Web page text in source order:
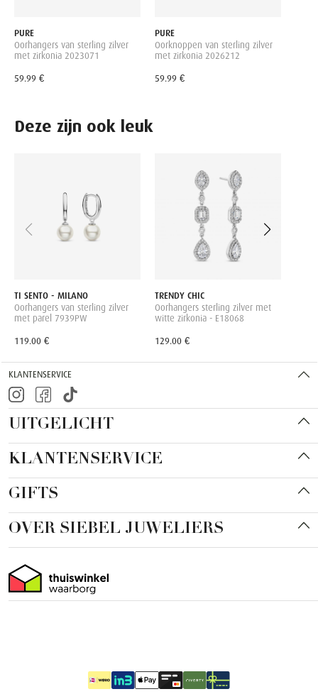
PURE
Oorhangers van sterling zilver
met zirkonia 2023071
59.99 €
PURE
Oorknoppen van sterling zilver
met zirkonia 2026212
59.99 €
Deze zijn ook leuk
TI SENTO - MILANO
Oorhangers van sterling zilver
met parel 7939PW
119.00 €
TRENDY CHIC
Oorhangers sterling zilver met
witte zirkonia - E18068
129.00 €
KLANTENSERVICE
UITGELICHT
KLANTENSERVICE
GIFTS
OVER SIEBEL JUWELIERS